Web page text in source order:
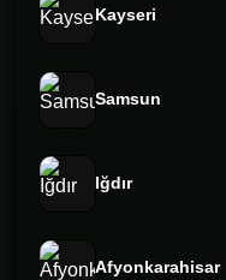
Kayseri
Samsun
Iğdır
Afyonkarahisar